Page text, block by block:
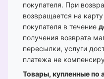
покупателя. При
возвращается на
покупателя в течение
получения возврата
пересылки, услуги
платежа не
Товары, купленные по